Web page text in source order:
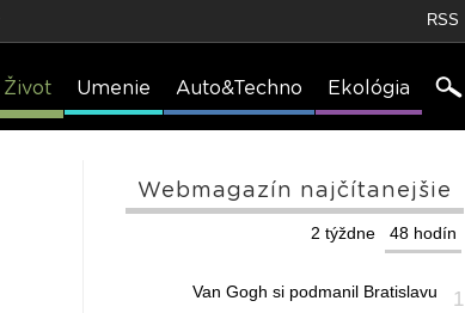
RSS
Život Umenie Auto&Techno Ekológia
Webmagazín najčítanejšie
48 hodín
2 týždne
1
Van Gogh si podmanil Bratislavu